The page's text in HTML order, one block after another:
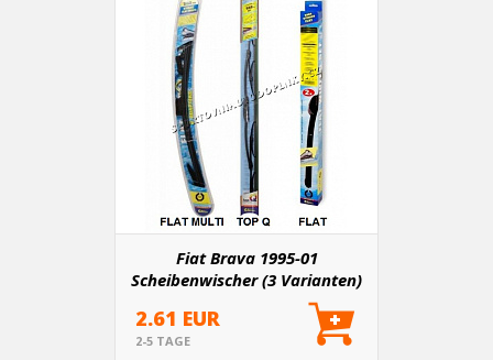
Fiat Brava 1995-01
Scheibenwischer (3 Varianten)
2.61 EUR
2-5 TAGE